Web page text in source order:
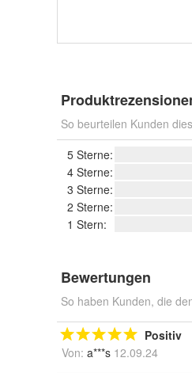
So beurteilen Kunden
5 Sterne:
4 Sterne:
3 Sterne:
2 Sterne:
1 Stern:
Bewertungen
So haben Kunden, die
Positiv
Von: a***s 12.09.24